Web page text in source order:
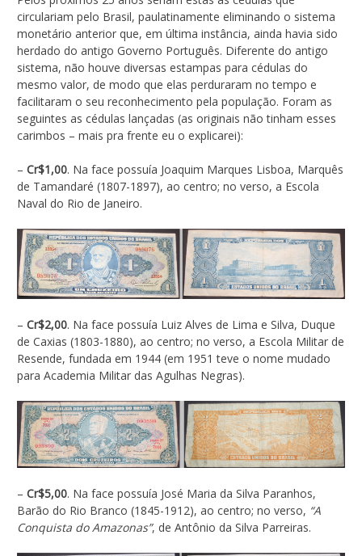
circulariam pelo Brasil, paulatinamente eliminando o sistema
monetário anterior que, em última instância, ainda havia sido
herdado do antigo Governo Português. Diferente do antigo
sistema, não houve diversas estampas para cédulas do
mesmo valor, de modo que elas perduraram no tempo e
facilitaram o seu reconhecimento pela população. Foram as
seguintes as cédulas lançadas (as originais não tinham esses
carimbos – mais pra frente eu o explicarei):
– Cr$1,00. Na face possuía Joaquim Marques Lisboa, Marquês
de Tamandaré (1807-1897), ao centro; no verso, a Escola
Naval do Rio de Janeiro.
– Cr$2,00. Na face possuía Luiz Alves de Lima e Silva, Duque
de Caxias (1803-1880), ao centro; no verso, a Escola Militar de
Resende, fundada em 1944 (em 1951 teve o nome mudado
para Academia Militar das Agulhas Negras).
– Cr$5,00. Na face possuía José Maria da Silva Paranhos,
Barão do Rio Branco (1845-1912), ao centro; no verso, “A
Conquista do Amazonas”, de Antônio da Silva Parreiras.